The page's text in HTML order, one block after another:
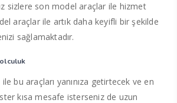
sizlere son model araçlar ile hizmet
araçlar ile artık daha keyifli bir şekilde
sağlamaktadır.
bu araçları yanınıza getirtecek ve en
kısa mesafe isterseniz de uzun